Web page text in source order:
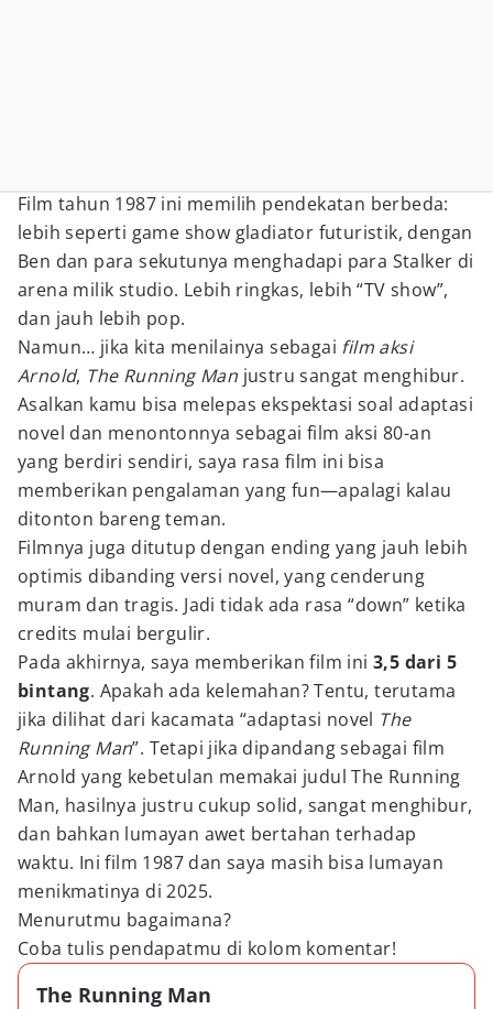
Film tahun 1987 ini memilih pendekatan berbeda:
lebih seperti game show gladiator futuristik, dengan
Ben dan para sekutunya menghadapi para Stalker di
arena milik studio. Lebih ringkas, lebih “TV show”,
dan jauh lebih pop.
Namun… jika kita menilainya sebagai film aksi
Arnold, The Running Man justru sangat menghibur.
Asalkan kamu bisa melepas ekspektasi soal adaptasi
novel dan menontonnya sebagai film aksi 80-an
yang berdiri sendiri, saya rasa film ini bisa
memberikan pengalaman yang fun—apalagi kalau
ditonton bareng teman.
Filmnya juga ditutup dengan ending yang jauh lebih
optimis dibanding versi novel, yang cenderung
muram dan tragis. Jadi tidak ada rasa “down” ketika
credits mulai bergulir.
Pada akhirnya, saya memberikan film ini 3,5 dari 5
bintang. Apakah ada kelemahan? Tentu, terutama
jika dilihat dari kacamata “adaptasi novel The
Running Man”. Tetapi jika dipandang sebagai film
Arnold yang kebetulan memakai judul The Running
Man, hasilnya justru cukup solid, sangat menghibur,
dan bahkan lumayan awet bertahan terhadap
waktu. Ini film 1987 dan saya masih bisa lumayan
menikmatinya di 2025.
Menurutmu bagaimana?
Coba tulis pendapatmu di kolom komentar!
The Running Man